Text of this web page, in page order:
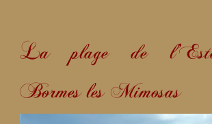
La plage de
Bormes les Mimosas